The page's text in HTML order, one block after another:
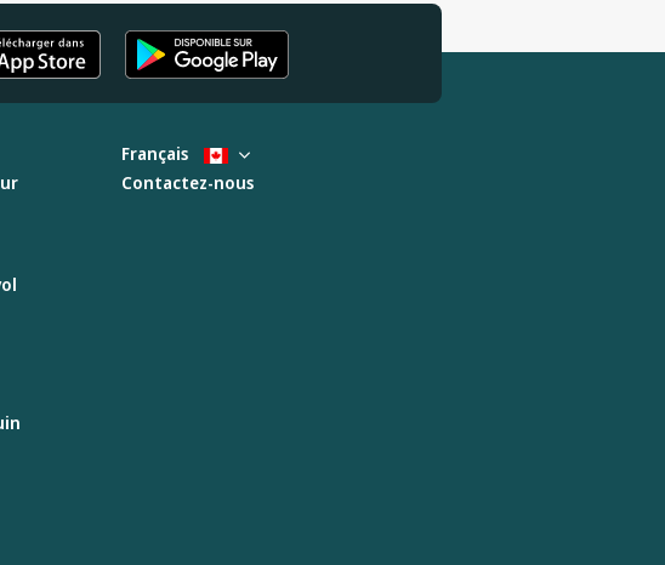
Français
Contactez-nous